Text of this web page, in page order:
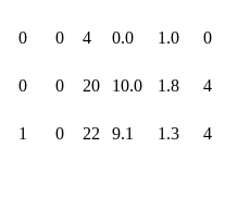
0 0 4 0.0 1.0 0
0 0 20 10.0 1.8 4
1 0 22 9.1 1.3 4